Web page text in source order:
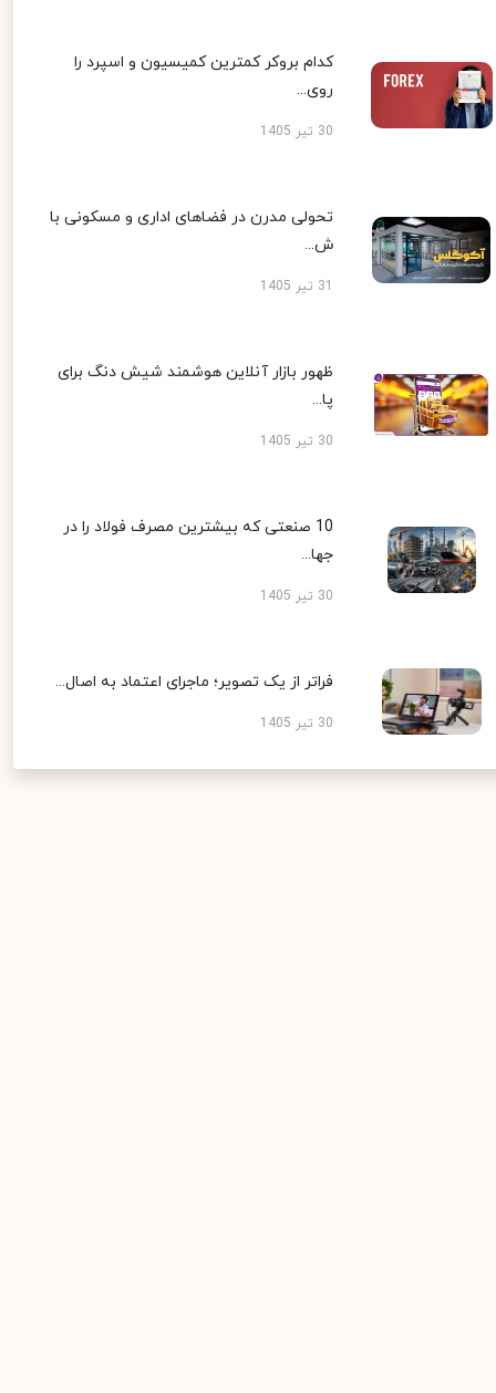
کدام بروکر کمترین کمیسیون و اسپرد را
روی...
30 تیر 1405
تحولی مدرن در فضاهای اداری و مسکونی با
ش...
ظهور بازار آنلاین هوشمند شیش دنگ برای
پا...
30 تیر 1405
10 صنعتی که بیشترین مصرف فولاد را در
جها...
30 تیر 1405
فراتر از یک تصویر؛ ماجرای اعتماد به اصال...
30 تیر 1405